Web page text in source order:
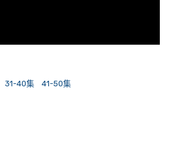
31-40集 41-50集